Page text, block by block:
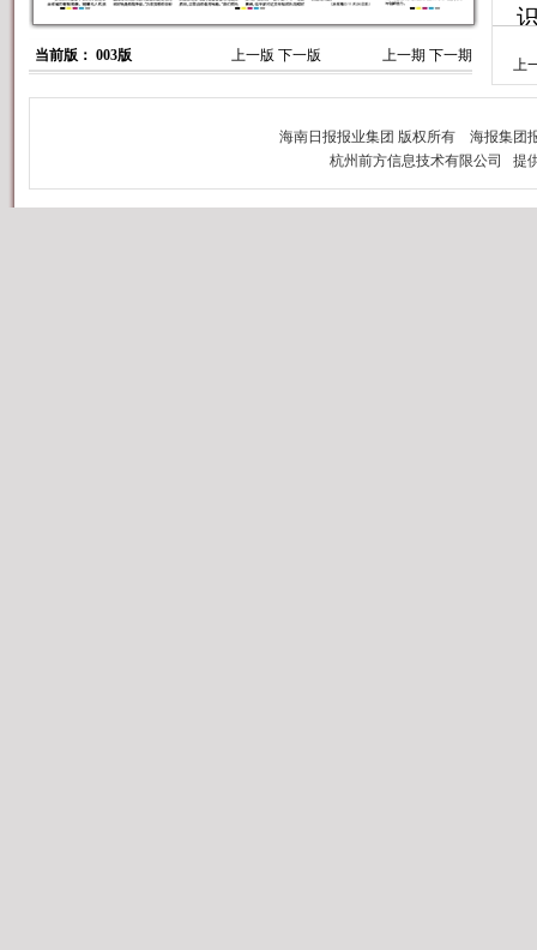
当前版： 003版 上一版 下一版 上一期 下一期
上